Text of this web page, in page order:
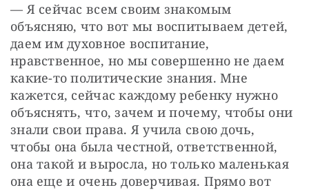
— Я сейчас всем своим знакомым
объясняю, что вот мы воспитываем детей,
даем им духовное воспитание,
нравственное, но мы совершенно не даем
какие-то политические знания. Мне
кажется, сейчас каждому ребенку нужно
объяснять, что, зачем и почему, чтобы они
знали свои права. Я учила свою дочь,
чтобы она была честной, ответственной,
она такой и выросла, но только маленькая
она еще и очень доверчивая. Прямо вот